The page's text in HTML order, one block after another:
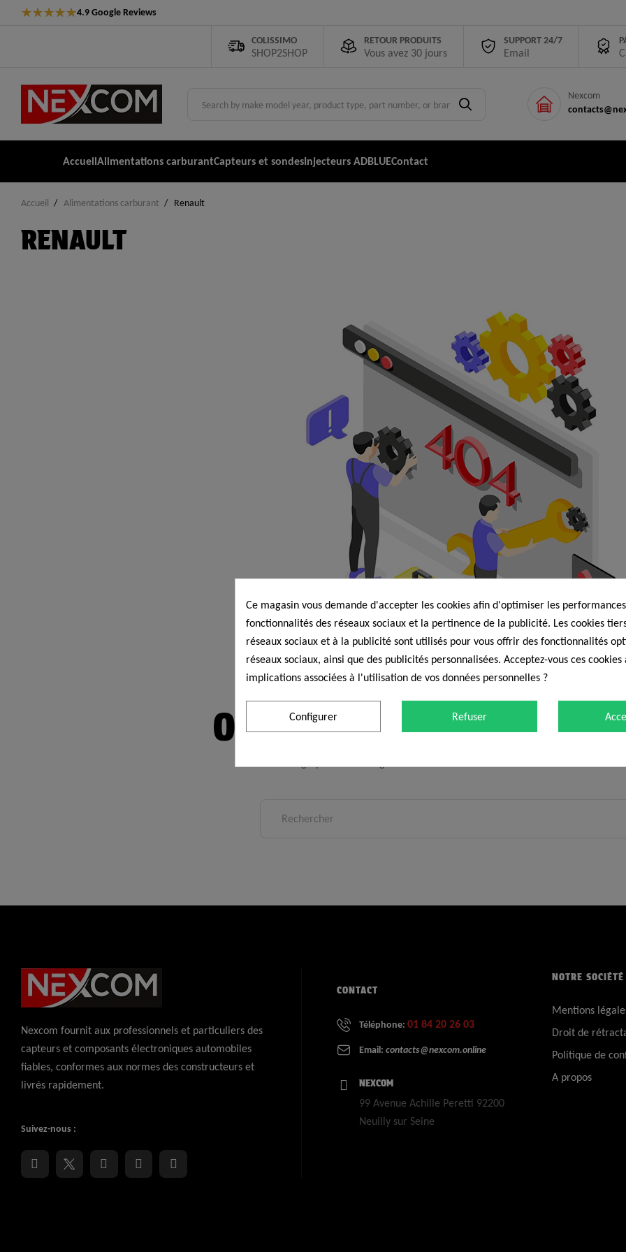
COLISSIMO
SHOP2SHOP
RETOUR PRODUITS
Vous avez 30 jours
SUPPORT 24/7
Email
4.9 Google Reviews
★★★★★
Nexcom
AccueilAlimentations carburantCapteurs et sondesInjecteurs ADBLUEContact
Accueil Alimentations carburant Renault
RENAULT
Oops! That page can’t
Nexcom fournit aux professionnels et particuliers des
capteurs et composants électroniques automobiles
fiables, conformes aux normes des constructeurs et
livrés rapidement.
Suivez-nous :
CONTACT
Téléphone: 01 84 20 26 03
Email: contacts@nexcom.online
NEXCOM
99 Avenue Achille Peretti 92200
Neuilly sur Seine
NOTRE SOCIÉTÉ
Mentions
Droit de
Politique de
A propos
Ce magasin vous demande d'accepter les cookies afin d'optimiser les
fonctionnalités des réseaux sociaux et la pertinence de la publicité. Les cookies
réseaux sociaux et à la publicité sont utilisés pour vous offrir des fonctionnalités
réseaux sociaux, ainsi que des publicités personnalisées. Acceptez-vous ces cookies
implications associées à l'utilisation de vos données personnelles ?
Configurer Refuser